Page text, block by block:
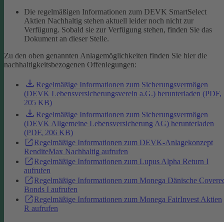
Die regelmäßigen Informationen zum DEVK SmartSelect
Aktien Nachhaltig stehen aktuell leider noch nicht zur
Verfügung. Sobald sie zur Verfügung stehen, finden Sie das
Dokument an dieser Stelle.
Zu den oben genannten Anlagemöglichkeiten finden Sie hier die
nachhaltigkeitsbezogenen Offenlegungen:
Regelmäßige Informationen zum Sicherungsvermögen
(DEVK Lebensversicherungsverein a.G.) herunterladen (PDF,
205 KB)
Regelmäßige Informationen zum Sicherungsvermögen
(DEVK Allgemeine Lebensversicherung AG) herunterladen
(PDF, 206 KB)
Regelmäßige Informationen zum DEVK-Anlagekonzept
RenditeMax Nachhaltig aufrufen
Regelmäßige Informationen zum Lupus Alpha Return I
aufrufen
Regelmäßige Informationen zum Monega Dänische
Bonds I aufrufen
Regelmäßige Informationen zum Monega FairInvest Aktien
R aufrufen